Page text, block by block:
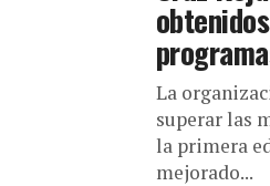
La
superar las
la primera
mejorado...